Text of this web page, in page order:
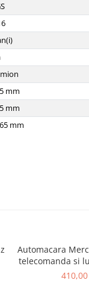
mm
mm
mm
Automacara
telecomanda si